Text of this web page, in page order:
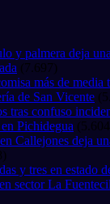
y palmera deja
(7.697)
más de media
de San Vicente
tras confuso
Pichidegua
Callejones deja
y tres en estado
sector La